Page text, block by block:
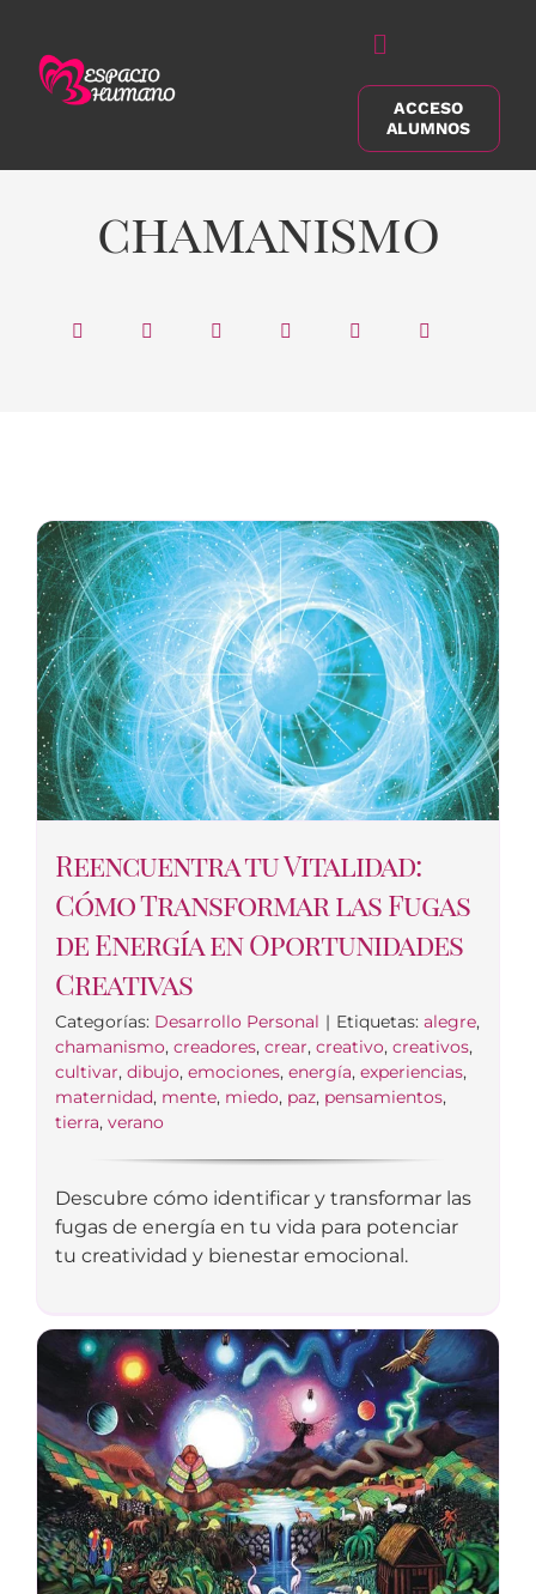
contenido
Alternar
navegación
Buscar:
ACCESO
ALUMNOS
chamanismo
Reencuentra tu Vitalidad:
Cómo Transformar las Fugas
de Energía en Oportunidades
Creativas
Categorías: Desarrollo Personal | Etiquetas: alegre,
chamanismo, creadores, crear, creativo, creativos,
cultivar, dibujo, emociones, energía, experiencias,
maternidad, mente, miedo, paz, pensamientos,
tierra, verano
Descubre cómo identificar y transformar las
fugas de energía en tu vida para potenciar
tu creatividad y bienestar emocional.